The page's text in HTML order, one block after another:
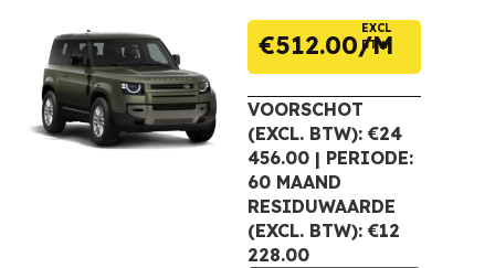
€512.00
EXCL
BTW
VOORSCHOT
(EXCL. BTW): €24
456.00 | PERIODE:
60 MAAND
RESIDUWAARDE
(EXCL. BTW): €12
228.00